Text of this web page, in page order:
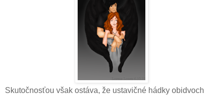
Skutočnosťou však ostáva, že ustavičné hádky obidvoch